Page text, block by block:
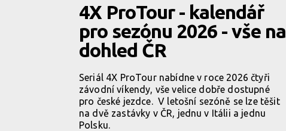
4X ProTour - kalendář
pro sezónu 2026 - vše na
dohled ČR
Seriál 4X ProTour nabídne v roce 2026 čtyři
závodní víkendy, vše velice dobře dostupné
pro české jezdce. V letošní sezóně se lze těšit
na dvě zastávky v ČR, jednu v Itálii a jednu
Polsku.